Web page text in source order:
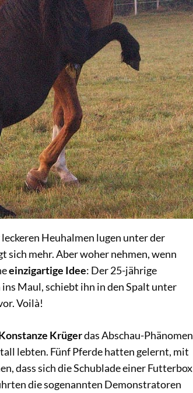
Heuhalmen lugen unter der
sich mehr. Aber woher nehmen, wenn
einzigartige Idee: Der 25-jährige
Maul, schiebt ihn in den Spalt unter
Voilà!
Krügerdas Abschau-Phänomen
lebten. Fünf Pferde hatten gelernt, mit
dass sich die Schublade einer Futterbox
die sogenannten Demonstratoren